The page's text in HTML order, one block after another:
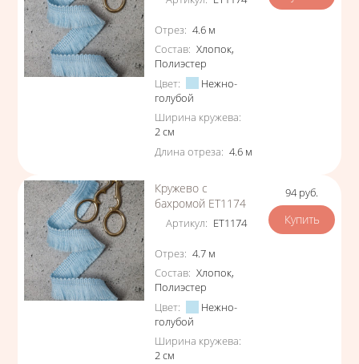
Характеристики
Отрез: 4.6 м
Состав: Хлопок,
Полиэстер
Цвет:
Нежно-
голубой
Ширина кружева:
2см
Длина отреза: 4.6 м
Кружево с
бахромой ЕТ1174
Артикул: ЕТ1174
Характеристики
Отрез: 4.7 м
Состав: Хлопок,
Полиэстер
Цвет:
Нежно-
голубой
Ширина кружева:
2см
Цена
94руб.